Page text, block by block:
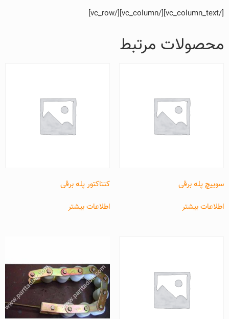
[/vc_column_text][/vc_column][/vc_row]
محصولات مرتبط
سوییچ پله برقی
اطلاعات بیشتر
کنتاکتور پله برقی
اطلاعات بیشتر